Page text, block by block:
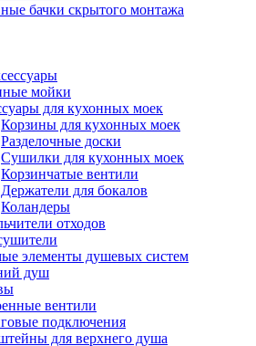
бачки скрытого монтажа
мойки
для кухонных моек
Корзины для кухонных моек
Разделочные доски
Сушилки для кухонных моек
Корзинчатые вентили
Держатели для бокалов
Коландеры
отходов
элементы душевых систем
душ
вентили
подключения
для верхнего душа